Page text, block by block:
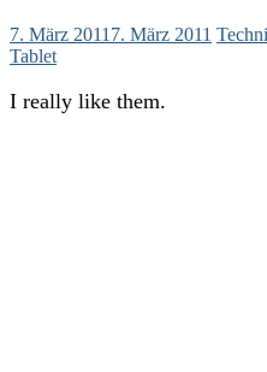
7. März 2011 7. März 2011
Tablet
I really like them.